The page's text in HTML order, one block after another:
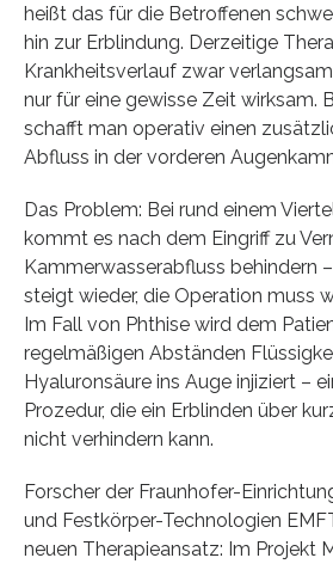
heißt das für die Betroffenen
hin zur Erblindung. Derzeitige
Krankheitsverlauf zwar
nur für eine gewisse Zeit wirksam.
schafft man operativ einen
Abfluss in der vorderen
Das Problem: Bei rund einem
kommt es nach dem Eingriff zu
Kammerwasserabfluss behindern
steigt wieder, die Operation muss
Im Fall von Phthise wird dem
regelmäßigen Abständen
Hyaluronsäure ins Auge injiziert –
Prozedur, die ein Erblinden über
nicht verhindern kann.
Forscher der Fraunhofer-
und Festkörper-Technologien
neuen Therapieansatz: Im Projekt